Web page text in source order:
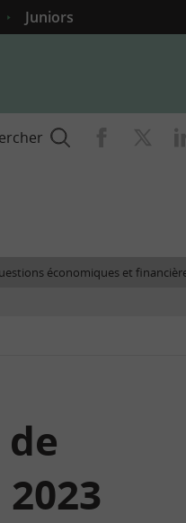
Juniors
économiques et